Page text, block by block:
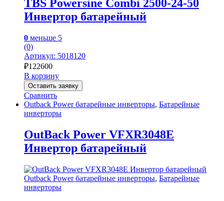
TBS Powersine Combi 2500-24-50
Инвертор батарейный
0 меньше 5
(0)
Артикул: 5018120
₽122600
В корзину
Оставить заявку
Сравнить
Outback Power батарейные инверторы, Батарейные
инверторы
OutBack Power VFXR3048E
Инвертор батарейный
Outback Power батарейные инверторы, Батарейные
инверторы